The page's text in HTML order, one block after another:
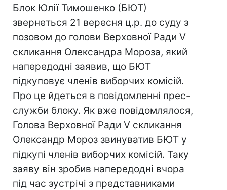
Блок Юлії Тимошенко (БЮТ)
звернеться 21 вересня ц.р. до суду з
позовом до голови Верховної Ради V
скликання Олександра Мороза, який
напередодні заявив, що БЮТ
підкуповує членів виборчих комісій.
Про це йдеться в повідомленні прес-
служби блоку. Як вже повідомлялося,
Голова Верховної Ради V скликання
Олександр Мороз звинуватив БЮТ у
підкупі членів виборчих комісій. Таку
заяву він зробив напередодні вчора
під час зустрічі з представниками